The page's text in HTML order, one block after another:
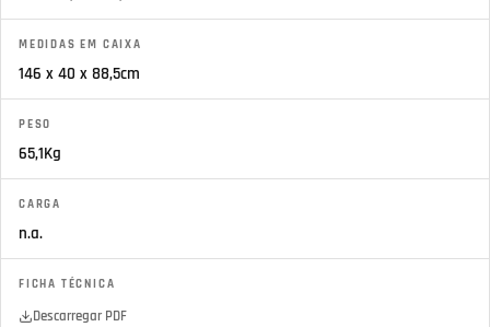
MEDIDAS EM CAIXA
146 x 40 x 88,5cm
PESO
65,1Kg
CARGA
n.a.
FICHA TÉCNICA
Descarregar PDF